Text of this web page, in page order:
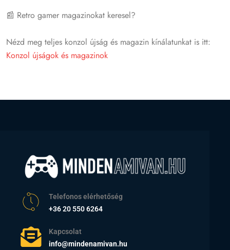
📰 Retro gamer magazinokat keresel?
Nézd meg teljes konzol újság és magazin kínálatunkat is itt:
Konzol újságok és magazinok
Telefonos elérhetőség
+36 20 550 6264
Kapcsolat
info@mindenamivan.hu